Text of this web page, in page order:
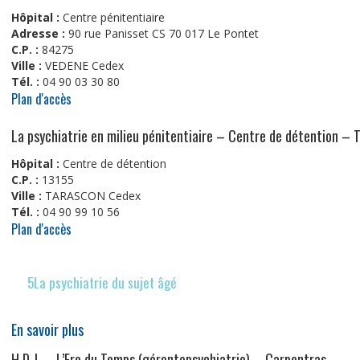
Hôpital : Centre pénitentiaire
Adresse : 90 rue Panisset CS 70 017 Le Pontet
C.P. : 84275
Ville : VEDENE Cedex
Tél. : 04 90 03 30 80
Plan d'accès
La psychiatrie en milieu pénitentiaire – Centre de détention –
Hôpital : Centre de détention
C.P. : 13155
Ville : TARASCON Cedex
Tél. : 04 90 99 10 56
Plan d'accès
5La psychiatrie du sujet âgé
En savoir plus